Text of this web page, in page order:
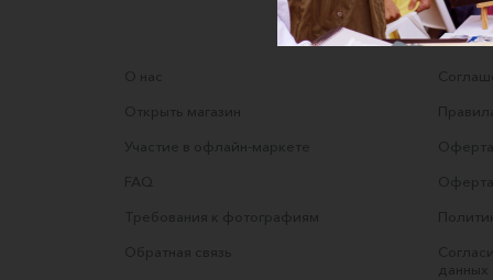
О нас
Открыть магазин
Участие в офлайн-маркете
FAQ
Требования к фотографиям
Обратная связь
данных